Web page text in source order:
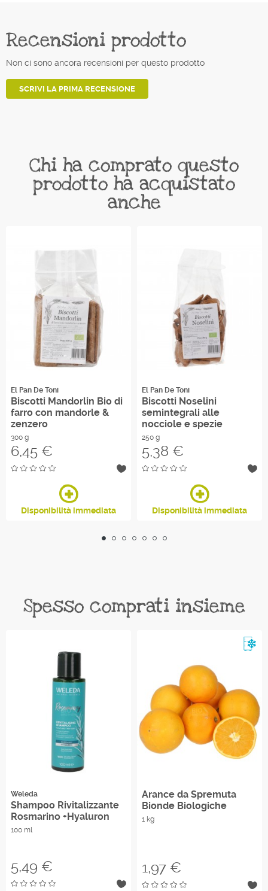
Recensioni prodotto
Non ci sono ancora recensioni per questo prodotto
SCRIVI LA PRIMA RECENSIONE
Chi ha comprato questo
prodotto ha acquistato
anche
El Pan De Toni
Biscotti Mandorlin Bio di
farro con mandorle &
zenzero
300 g
Prezzo
6,45 €
Disponibilità immediata
El Pan De Toni
Biscotti Noselini
semintegrali alle
nocciole e spezie
250 g
Prezzo
5,38 €
Disponibilità immediata
Spesso comprati insieme
Weleda
Shampoo Rivitalizzante
Rosmarino +Hyaluron
100 ml
Prezzo
5,49 €
Arance da Spremuta
Bionde Biologiche
1 kg
Prezzo
1,97 €